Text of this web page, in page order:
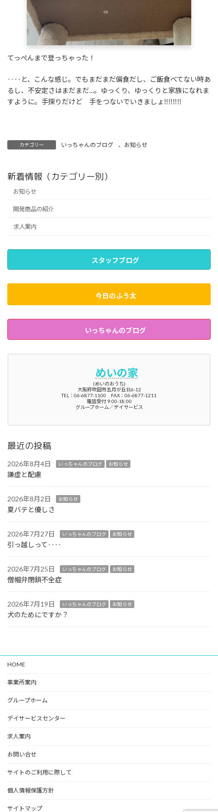
てっぺんまで登っちゃった！
‥‥と、こんな感じ。でもまだまだ偏食だし、ご飯食べてない時あ
るし、不安定さはまだまだ…。ゆっくり、ゆっくりと家族になれま
すように。手探りだけど 手をつないでいきましょ‼‼‼‼
カテゴリー いっちゃんのブログ 、 お知らせ
新着情報（カテゴリー別）
お知らせ
開発商品の紹介
求人案内
スタッフブログ
今日のふう太
いっちゃんのブログ
めいの家
(めいのおうち)
大阪府吹田市五月が丘北6-12
TEL：06-6877-1100 FAX：06-6877-1211
電話受付 9:00-18:00
グループホーム／デイサービス
最近の投稿
2026年8月4日 いっちゃんのブログ お知らせ
謙虚と配慮
2026年8月2日 お知らせ
夏バテと優しさ
2026年7月27日 いっちゃんのブログ お知らせ
引っ越しって‥‥
2026年7月25日 いっちゃんのブログ お知らせ
僧帽弁閉鎖不全症
2026年7月19日 いっちゃんのブログ お知らせ
犬のためにですか？
HOME
事業所案内
グループホーム
デイサービスセンター
求人案内
お問い合せ
サイトのご利用に際して
個人情報保護方針
サイトマップ